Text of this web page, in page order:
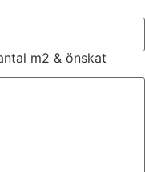
m2 & önskat